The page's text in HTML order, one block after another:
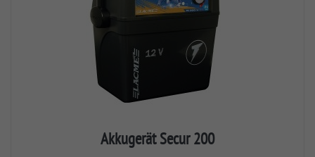
Akkugerät Secur 200